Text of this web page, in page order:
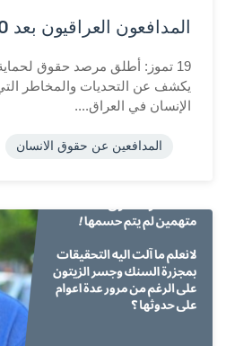
المدافعون العراقيون بعد 20 عاما من التغيير
19 تموز: أطلق مرصد حقوق
يكشف عن التحديات والمخاطر
الإنسان في العراق....
المدافعين عن حقوق الانسان